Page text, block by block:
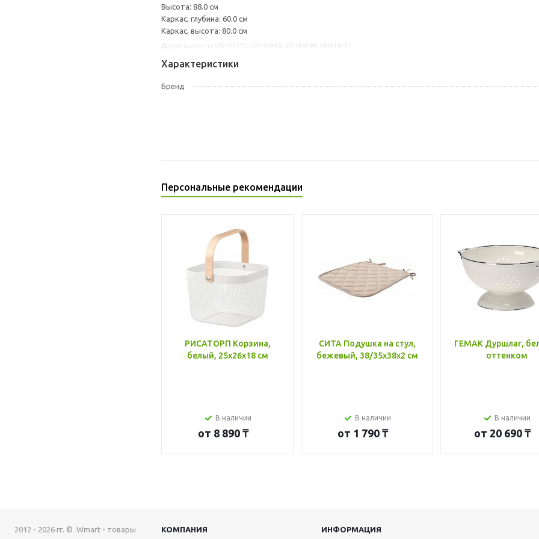
Высота: 88.0 см
Каркас, глубина: 60.0 см
Каркас, высота: 80.0 см
Характеристики
Бренд
Персональные рекомендации
РИСАТОРП Корзина,
белый, 25x26x18 см
В наличии
от 8 890 ₸
СИТА Подушка на стул,
бежевый, 38/35x38x2 см
В наличии
от 1 790 ₸
ГЕМАК Дуршлаг,
оттенком
В наличии
от 20 690 ₸
2012 - 2026 гг. © Wmart - товары
КОМПАНИЯ ИНФОРМАЦИЯ